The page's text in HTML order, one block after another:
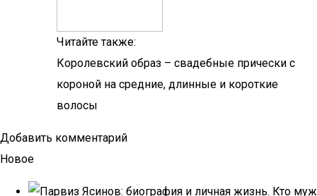
Читайте также:
Королевский образ – свадебные прически с
короной на средние, длинные и короткие
волосы
Добавить комментарий
Новое